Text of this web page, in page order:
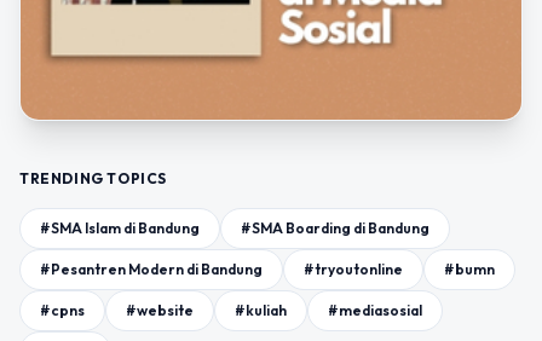
TRENDING TOPICS
#SMA Islam di Bandung #SMA Boarding di Bandung
#Pesantren Modern di Bandung #tryoutonline #bumn
#cpns #website #kuliah #mediasosial